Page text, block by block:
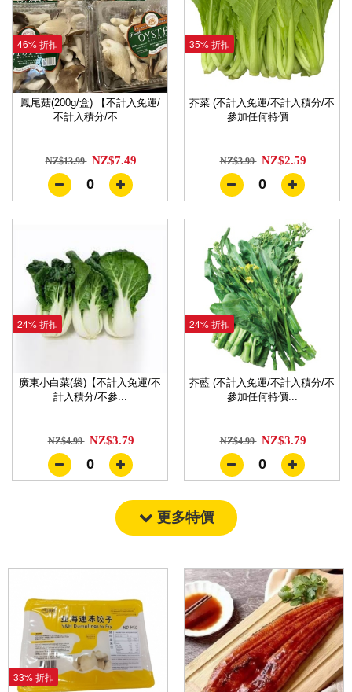
46% 折扣
鳳尾菇(200g/盒) 【不計入免運/
不計入積分/不...
NZ$13.99 NZ$7.49
0
35% 折扣
芥菜 (不計入免運/不計入積分/不
參加任何特價...
NZ$3.99 NZ$2.59
0
24% 折扣
廣東小白菜(袋)【不計入免運/不
計入積分/不參...
NZ$4.99 NZ$3.79
0
24% 折扣
芥藍 (不計入免運/不計入積分/不
參加任何特價...
NZ$4.99 NZ$3.79
0
更多特價
33% 折扣